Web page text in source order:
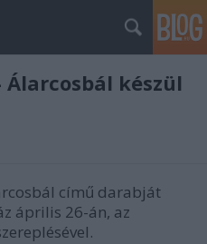
készül
című darabját
április 26-án, az